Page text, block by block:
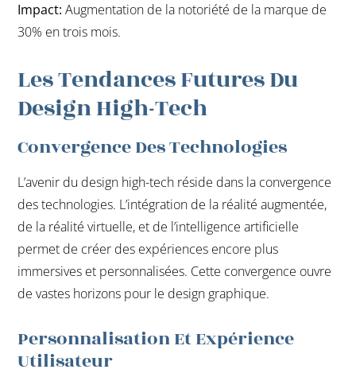
Impact: Augmentation de la notoriété de la marque de
30% en trois mois.
Les Tendances Futures Du
Design High-Tech
Convergence Des Technologies
L’avenir du design high-tech réside dans la convergence
des technologies. L’intégration de la réalité augmentée,
de la réalité virtuelle, et de l’intelligence artificielle
permet de créer des expériences encore plus
immersives et personnalisées. Cette convergence ouvre
de vastes horizons pour le design graphique.
Personnalisation Et Expérience
Utilisateur